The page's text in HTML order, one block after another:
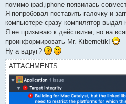
помимо ipad,iphone появилась
Я попробовал поставить галочку и
компьютере-сразу компилятор выдал
Я не призываю к действиям, но на
проинформировать Mr. Kibernetik!
Ну а вдруг?
ATTACHMENTS